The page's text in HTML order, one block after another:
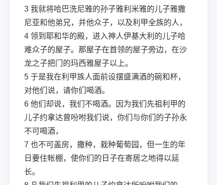
3 我就将哈巴洗尼雅的孙子雅利米雅的儿子雅撒
尼亚和他弟兄，并他众子，以及利甲全族的人，
4 领到耶和华的殿，进入神人伊基大利的儿子哈
难众子的屋子。那屋子在首领的屋子旁边，在沙
龙之子把门的玛西雅屋子以上。
5 于是我在利甲族人面前设摆盛满酒的碗和杯，
对他们说，请你们喝酒。
6 他们却说，我们不喝酒。因为我们先祖利甲的
儿子约拿达曾吩咐我们说，你们与你们的子孙永
不可喝酒，
7 也不可盖房，撒种，栽种葡萄园，但一生的年
日要住帐棚，使你们的日子在寄居之地得以延
长。